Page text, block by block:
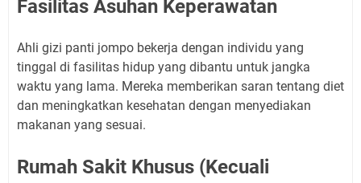
Fasilitas Asuhan Keperawatan
Ahli gizi panti jompo bekerja dengan individu yang
tinggal di fasilitas hidup yang dibantu untuk jangka
waktu yang lama. Mereka memberikan saran tentang diet
dan meningkatkan kesehatan dengan menyediakan
makanan yang sesuai.
Rumah Sakit Khusus (Kecuali